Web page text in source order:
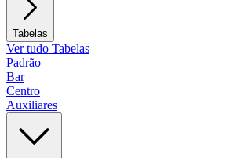
Tabelas
Ver tudo Tabelas
Padrão
Bar
Centro
Auxiliares